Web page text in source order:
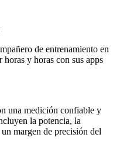
de entrenamiento en
y horas con sus apps
una medición confiable y
la potencia, la
margen de precisión del